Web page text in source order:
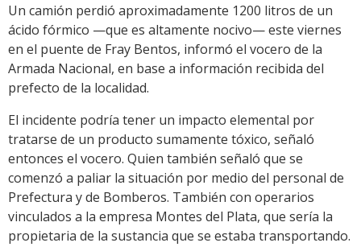
Link
Un camión perdió aproximadamente 1200 litros de un
ácido fórmico —que es altamente nocivo— este viernes
en el puente de Fray Bentos, informó el vocero de la
Armada Nacional, en base a información recibida del
prefecto de la localidad.
El incidente podría tener un impacto elemental por
tratarse de un producto sumamente tóxico, señaló
entonces el vocero. Quien también señaló que se
comenzó a paliar la situación por medio del personal de
Prefectura y de Bomberos. También con operarios
vinculados a la empresa Montes del Plata, que sería la
propietaria de la sustancia que se estaba transportando.